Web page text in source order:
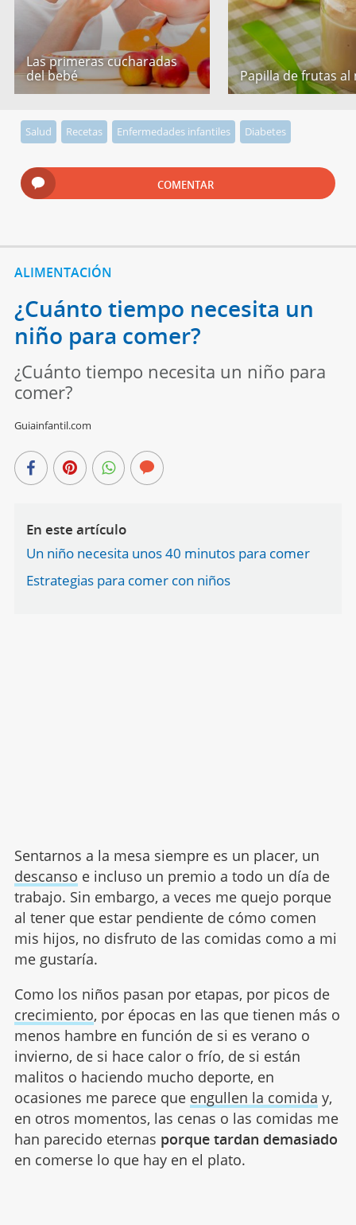
Las primeras cucharadas
del bebé
Papilla de frutas al
Salud Recetas Enfermedades infantiles Diabetes
COMENTAR
ALIMENTACIÓN
¿Cuánto tiempo necesita un
niño para comer?
¿Cuánto tiempo necesita un niño para
comer?
Guiainfantil.com
En este artículo
Un niño necesita unos 40 minutos para comer
Estrategias para comer con niños
Sentarnos a la mesa siempre es un placer, un
descanso e incluso un premio a todo un día de
trabajo. Sin embargo, a veces me quejo porque
al tener que estar pendiente de cómo comen
mis hijos, no disfruto de las comidas como a mi
me gustaría.
Como los niños pasan por etapas, por picos de
crecimiento, por épocas en las que tienen más o
menos hambre en función de si es verano o
invierno, de si hace calor o frío, de si están
malitos o haciendo mucho deporte, en
ocasiones me parece que engullen la comida y,
en otros momentos, las cenas o las comidas me
han parecido eternas porque tardan demasiado
en comerse lo que hay en el plato.